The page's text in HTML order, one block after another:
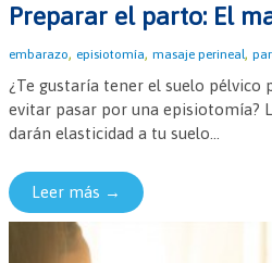
Preparar el parto: El
embarazo, episiotomía, masaje perineal,
¿Te gustaría tener el suelo pélvico
evitar pasar por una episiotomía?
darán elasticidad a tu suelo...
Leer más →